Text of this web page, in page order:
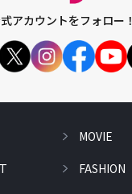
アカウントをフォロー！
MOVIE
FASHION